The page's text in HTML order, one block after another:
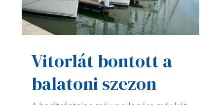
Vitorlát bontott a
balatoni szezon